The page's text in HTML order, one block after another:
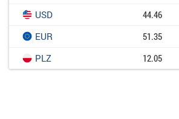
USD 44.46
EUR
51.35
PLZ
12.05